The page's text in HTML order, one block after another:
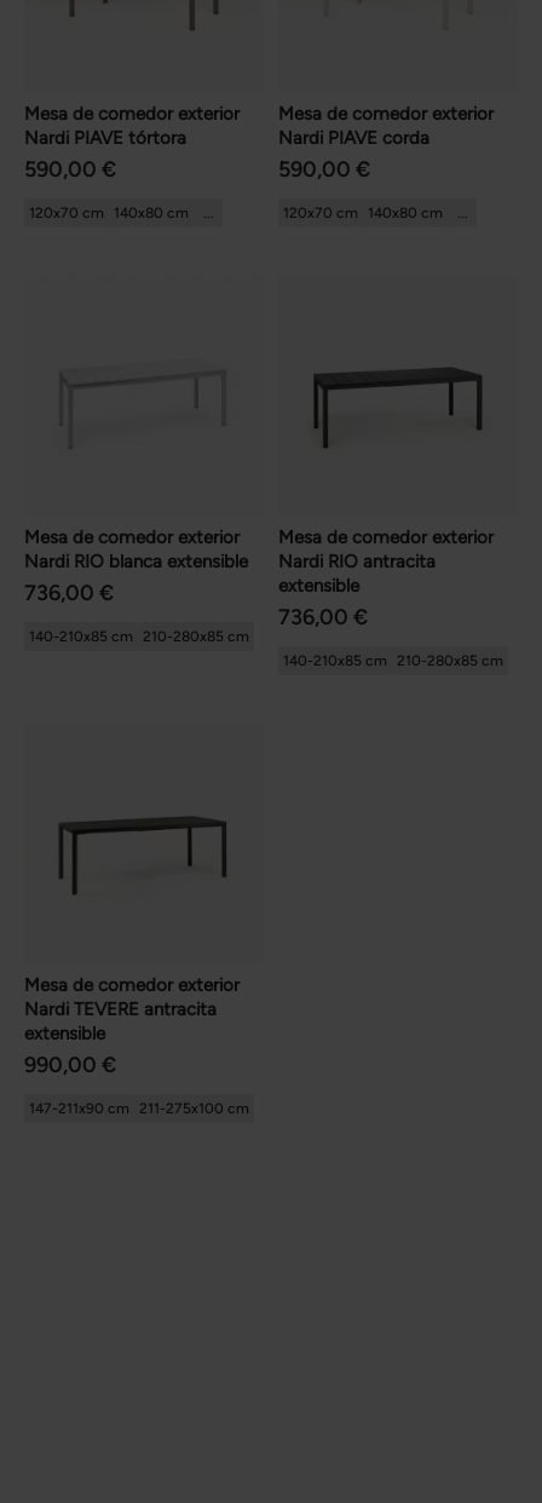
Mesa de comedor exterior
Nardi PIAVE tórtora
590,00 €
120x70 cm 140x80 cm
Mesa de comedor exterior
Nardi PIAVE corda
590,00 €
120x70 cm 140x80 cm
Mesa de comedor exterior
Nardi RIO blanca extensible
736,00 €
140-210x85 cm 210-280x85 cm
Mesa de comedor exterior
Nardi RIO antracita
extensible
736,00 €
140-210x85 cm 210-280x85 cm
Mesa de comedor exterior
Nardi TEVERE antracita
extensible
990,00 €
147-211x90 cm 211-275x100 cm